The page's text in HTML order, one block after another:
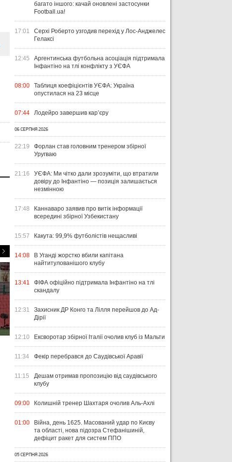
ЧТИВО
04 СЕРПНЯ 2026
УКРАЇНСЬКИЙ СЛІД У ДРУГОМУ
ТУРІ ЕКСТРАКЛЯСИ: МАЦЕНКО
ПЕРЕМАГАЄ, РОМАНЧУК
ТРИМАЄ РІВЕНЬ, ЛЕХІЯ ЗНОВУ
БЕЗ ОЧОК
УКРАЇНА
31 ЛИПНЯ 2026
КОМАНД
багато іншого: качай оновлені застосунки
Football.ua!
17:01
Серхі Роберто узгодив перехід у Лос-Анджелес
Гелаксі
12:45
Аргентинська футбольна асоціація підтримала
Інфантіно на тлі конфлікту з УЄФА
08:00
Таблиця коефіцієнтів УЄФА: Україна
опустилася на 23 місце
07:44 Лодейро завершив кар’єру
06 СЕРПНЯ 2026
22:19
Форлан став головним тренером збірної
Уругваю
21:16
УЄФА: Ми чітко дали зрозуміти, що втратили
довіру до Інфантіно — позиція залишається
незмінною
17:48
Каннаваро заявив про витік інформації
всередині збірної Узбекистану
15:57 Какута: 99,9% футболістів нещасливі
14:08
В Уганді жорстко вбили капітана
найтитулованішого клубу
13:41
ФІФА офіційно підтримала Інфантіно на тлі
скандалу
12:31
Захисник ДР Конго та Лілля перейшов до Ад-
Дірії
12:10 Ексворотар збірної Італії очолив клуб із Мальти
11:34 Фекір перебрався до Саудівської Аравії
11:15
Дешам отримав пропозицію від саудівського
клубу
09:00 Колишній тренер Шахтаря очолив Аль-Ахлі
01:00
Війна, день 1625. Масований удар по Києву
та області, нова підозра Стефанішиній,
дефіцит ракет для систем ППО
05 СЕРПНЯ 2026